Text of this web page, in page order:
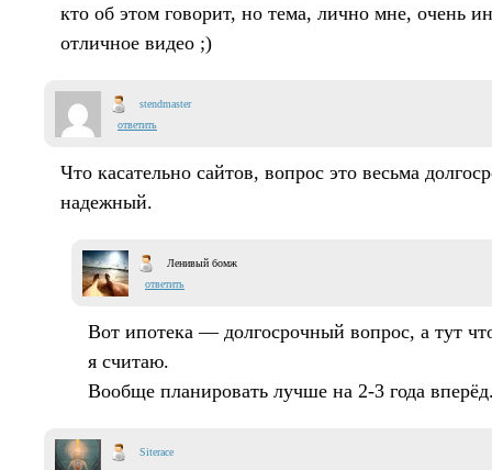
кто об этом говорит, но тема, лично мне, очень
отличное видео ;)
stendmaster
ответить
Что касательно сайтов, вопрос это весьма
надежный.
Ленивый бомж
ответить
Вот ипотека — долгосрочный вопрос, а тут
я считаю.
Вообще планировать лучше на 2-3 года
Siterace